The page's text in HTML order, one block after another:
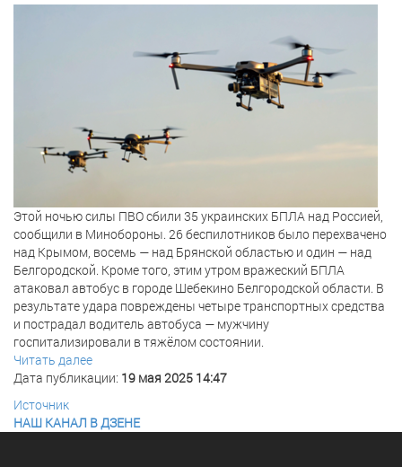
Этой ночью силы ПВО сбили 35 украинских БПЛА над Россией,
сообщили в Минобороны. 26 беспилотников было перехвачено
над Крымом, восемь — над Брянской областью и один — над
Белгородской. Кроме того, этим утром вражеский БПЛА
атаковал автобус в городе Шебекино Белгородской области. В
результате удара повреждены четыре транспортных средства
и пострадал водитель автобуса — мужчину
госпитализировали в тяжёлом состоянии.
Читать далее
Дата публикации: 19 мая 2025 14:47
Источник
НАШ КАНАЛ В ДЗЕНЕ